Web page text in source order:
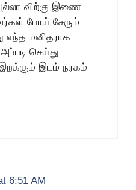
விற்கு இணை
போய் சேரும்
எந்த மனிதராக
செய்து
இடம் நரகம்
6:51 AM